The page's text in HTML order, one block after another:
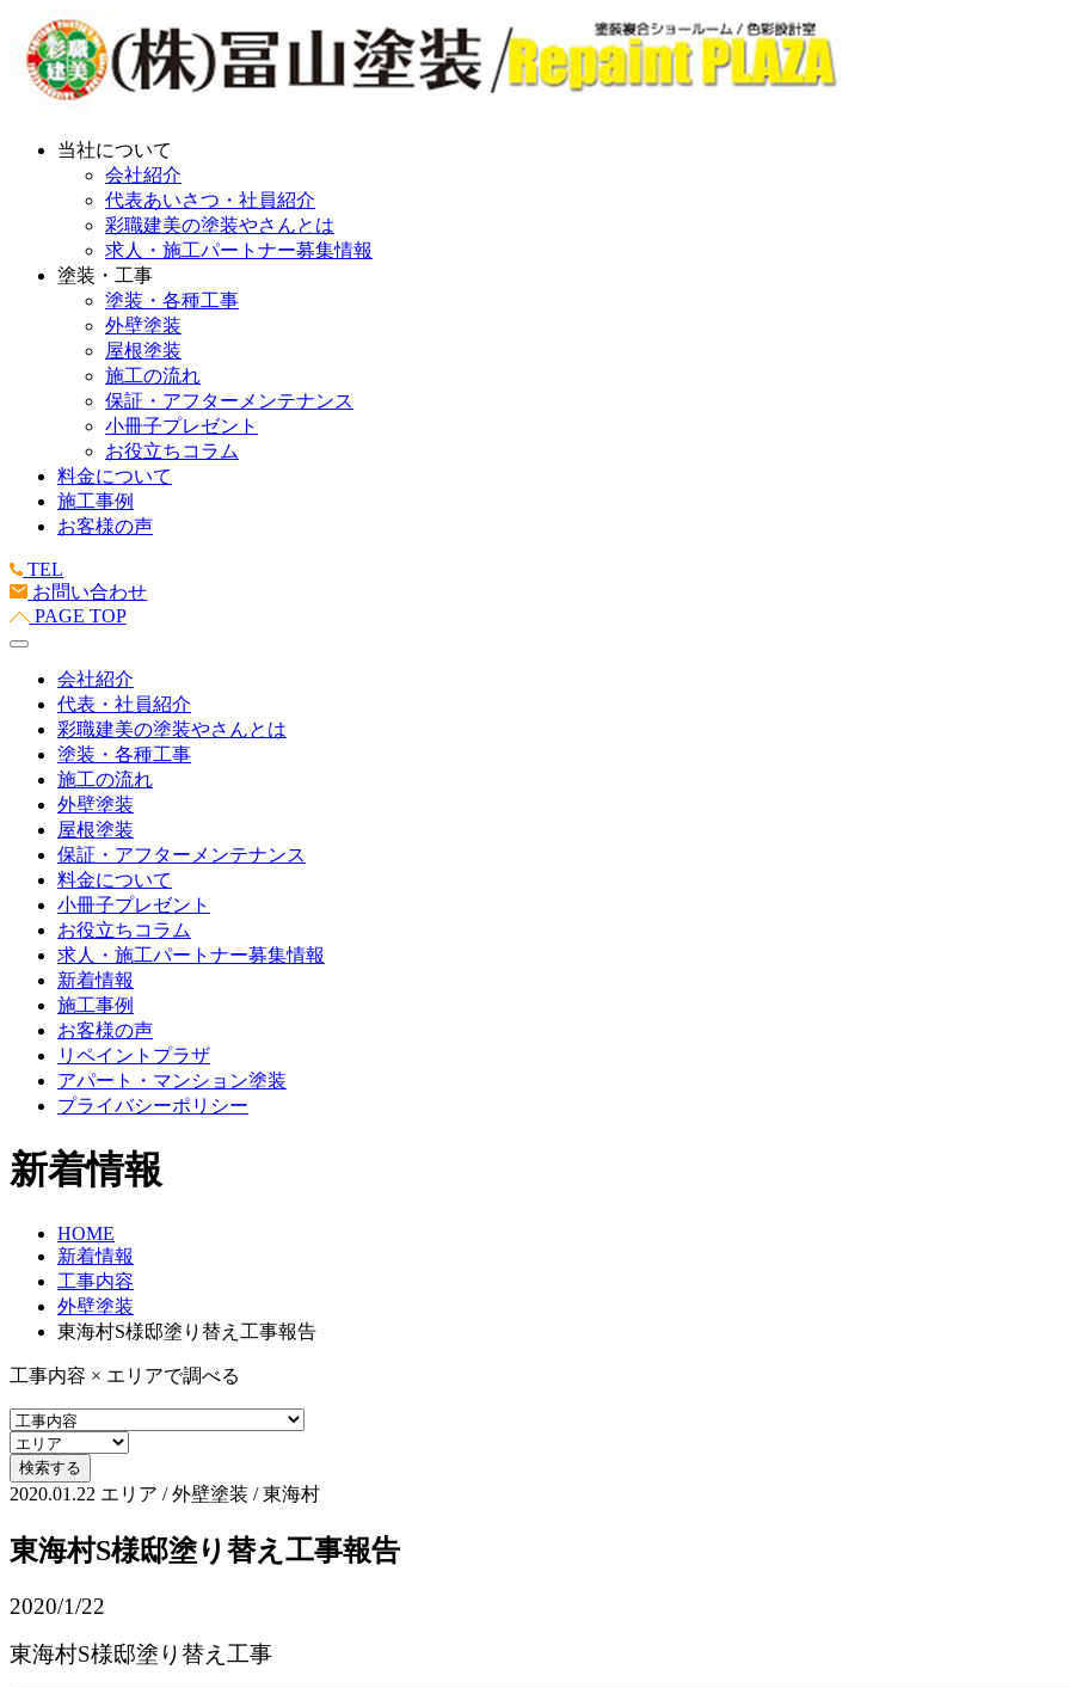
当社について
会社紹介
代表あいさつ・社員紹介
彩職建美の塗装やさんとは
求人・施工パートナー募集情報
塗装・工事
塗装・各種工事
外壁塗装
屋根塗装
施工の流れ
保証・アフターメンテナンス
小冊子プレゼント
お役立ちコラム
料金について
施工事例
お客様の声
TEL
お問い合わせ
PAGE TOP
会社紹介
代表・社員紹介
彩職建美の塗装やさんとは
塗装・各種工事
施工の流れ
外壁塗装
屋根塗装
保証・アフターメンテナンス
料金について
小冊子プレゼント
お役立ちコラム
求人・施工パートナー募集情報
新着情報
施工事例
お客様の声
リペイントプラザ
アパート・マンション塗装
プライバシーポリシー
新着情報
HOME
新着情報
工事内容
外壁塗装
東海村S様邸塗り替え工事報告
工事内容 × エリアで調べる
2020.01.22 エリア / 外壁塗装 / 東海村
東海村S様邸塗り替え工事報告
2020/1/22
東海村S様邸塗り替え工事